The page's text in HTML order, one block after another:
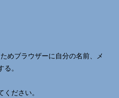
めブラウザーに自分の名前、メ
。
ださい。